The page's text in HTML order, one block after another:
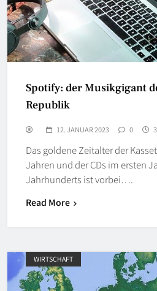
Spotify: der Musikgigant
Republik
12. JANUAR 2023 0
Das goldene Zeitalter der
Jahren und der CDs im ersten
Jahrhunderts ist vorbei….
Read More
WIRTSCHAFT